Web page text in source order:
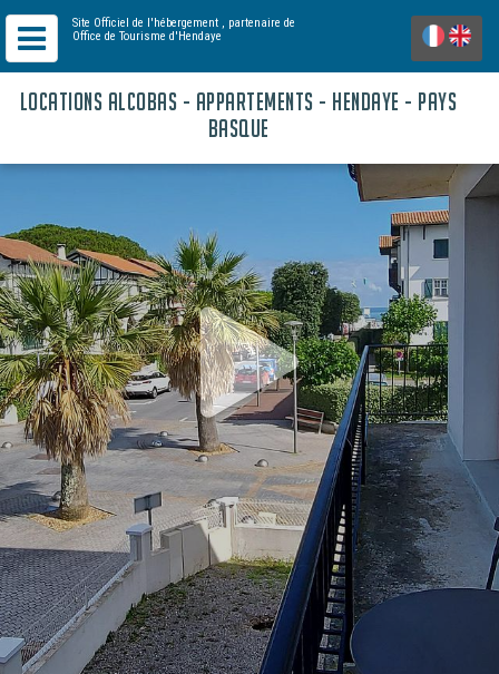
Site Officiel de l'hébergement , partenaire de
Office de Tourisme d'Hendaye
LOCATIONS ALCOBAS - APPARTEMENTS - HENDAYE - PAYS
BASQUE